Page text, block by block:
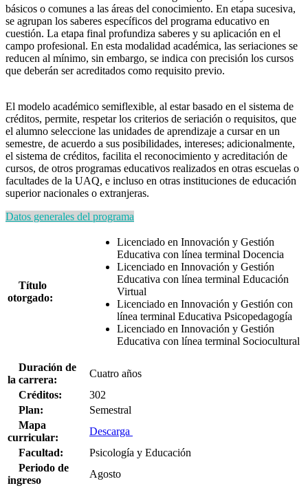
básicos o comunes a las áreas del conocimiento. En etapa sucesiva,
se agrupan los saberes específicos del programa educativo en
cuestión. La etapa final profundiza saberes y su aplicación en el
campo profesional. En esta modalidad académica, las seriaciones se
reducen al mínimo, sin embargo, se indica con precisión los cursos
que deberán ser acreditados como requisito previo.
El modelo académico semiflexible, al estar basado en el sistema de
créditos, permite, respetar los criterios de seriación o requisitos, que
el alumno seleccione las unidades de aprendizaje a cursar en un
semestre, de acuerdo a sus posibilidades, intereses; adicionalmente,
el sistema de créditos, facilita el reconocimiento y acreditación de
cursos, de otros programas educativos realizados en otras escuelas o
facultades de la UAQ, e incluso en otras instituciones de educación
superior nacionales o extranjeras.
Datos generales del programa
Título
otorgado:
Licenciado en Innovación y Gestión
Educativa con línea terminal Docencia
Licenciado en Innovación y Gestión
Educativa con línea terminal Educación
Virtual
Licenciado en Innovación y Gestión con
línea terminal Educativa Psicopedagogía
Licenciado en Innovación y Gestión
Educativa con línea terminal Sociocultural
Duración de
la carrera:
Cuatro años
Créditos:
302
Plan:
Semestral
Mapa
curricular:
Descarga
Facultad:
Psicología y Educación
Periodo de
ingreso
Agosto